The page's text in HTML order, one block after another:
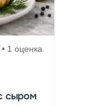
1 оценка
сыром